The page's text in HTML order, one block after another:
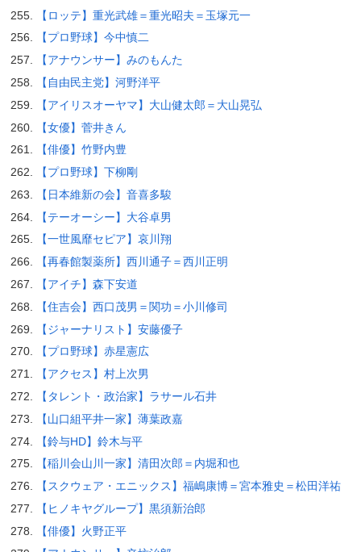
【ロッテ】重光武雄＝重光昭夫＝玉塚元一
【プロ野球】今中慎二
【アナウンサー】みのもんた
【自由民主党】河野洋平
【アイリスオーヤマ】大山健太郎＝大山晃弘
【女優】菅井きん
【俳優】竹野内豊
【プロ野球】下柳剛
【日本維新の会】音喜多駿
【テーオーシー】大谷卓男
【一世風靡セピア】哀川翔
【再春館製薬所】西川通子＝西川正明
【アイチ】森下安道
【住吉会】西口茂男＝関功＝小川修司
【ジャーナリスト】安藤優子
【プロ野球】赤星憲広
【アクセス】村上次男
【タレント・政治家】ラサール石井
【山口組平井一家】薄葉政嘉
【鈴与HD】鈴木与平
【稲川会山川一家】清田次郎＝内堀和也
【スクウェア・エニックス】福嶋康博＝宮本雅史＝松田洋祐
【ヒノキヤグループ】黒須新治郎
【俳優】火野正平